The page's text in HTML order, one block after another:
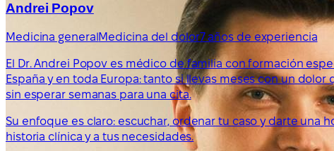
Andrei Popov
Medicina generalMedicina del dolor7 años de experiencia
El Dr. Andrei Popov es médico de familia con formación
España y en toda Europa: tanto si llevas meses con un
sin esperar semanas para una cita.
Su enfoque es claro: escuchar, ordenar tu caso y darte una
historia clínica y a tus necesidades.